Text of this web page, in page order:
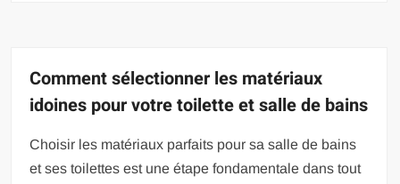
Comment sélectionner les matériaux
idoines pour votre toilette et salle de bains
Choisir les matériaux parfaits pour sa salle de bains
et ses toilettes est une étape fondamentale dans tout